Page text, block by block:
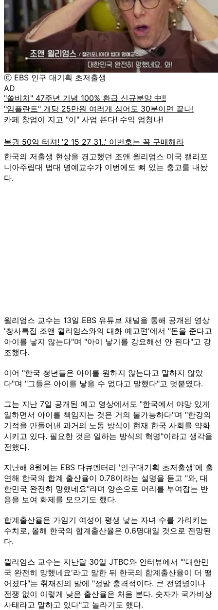
ⓒ EBS 인구 대기획 초저출생
AD
한국의 저출생 현상을 경고했던 조앤 윌리엄스 미국 캘리포
니아주립대 법대 명예교수가 이번에도 뼈 있는 충고를 내놨
다.
윌리엄스 교수는 13일 EBS 유튜브 채널을 통해 공개된 영상
'창사특집 조앤 윌리엄스와의 대화 예고편'에서 "돈을 준다고
아이를 낳지 않는다"며 "아이 낳기를 강요해선 안 된다"고 강
조했다.
이어 "한국 청년들은 아이를 원하지 않는다고 말하지 않았
다"며 "그들은 아이를 낳을 수 없다고 말했다"고 덧붙였다.
그는 지난 7일 공개된 예고 영상에서도 "한국에서 야망 있게
일하면서 아이를 책임지는 것은 거의 불가능하다"며 "한강의
기적을 만들어낸 과거의 노동 방식이 현재 한국 사회를 약화
시키고 있다. 필요한 것은 일하는 방식의 혁명"이라고 생각을
전했다.
지난해 8월에는 EBS 다큐멘터리 '인구대기획 초저출생'에 출
연해 한국의 합계 출산율이 0.78이라는 설명을 듣고 "와, 대
한민국 완전히 망했네요"라며 양손으로 머리를 부여잡는 반
응을 보여 화제를 모으기도 했다.
합계출산율은 가임기 여성이 평생 낳는 자녀 수를 가리키는
수치로, 올해 한국의 합계출산율은 0.6명대일 것으로 전망된
다.
윌리엄스 교수는 지난달 30일 JTBC와 인터뷰에서 "'대한민
국 완전히 망했네요'라고 말한 뒤 한국의 합계출산율이 더 떨
어졌다"는 취재진의 말에 "정말 충격적이다. 큰 전염병이나
전쟁 없이 이렇게 낮은 출산율은 처음 본다. 숫자가 국가비상
사태라고 말하고 있다"고 놀라기도 했다.